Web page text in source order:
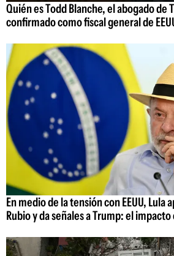
Quién es Todd Blanche, el abogado de
confirmado como fiscal general de
En medio de la tensión con EEUU, Lula
Rubio y da señales a Trump: el